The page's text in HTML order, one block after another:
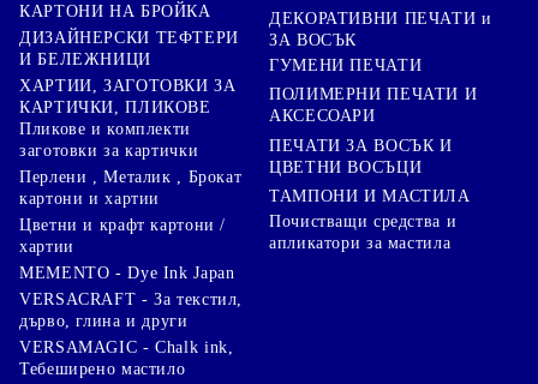
КАРТОНИ НА БРОЙКА
ДИЗАЙНЕРСКИ ТЕФТЕРИ
И БЕЛЕЖНИЦИ
ХАРТИИ, ЗАГОТОВКИ ЗА
КАРТИЧКИ, ПЛИКОВЕ
Пликове и комплекти
заготовки за картички
Перлени , Металик , Брокат
картони и хартии
Цветни и крафт картони /
хартии
ДЕКОРАТИВНИ ПЕЧАТИ и
ЗА ВОСЪК
ГУМЕНИ ПЕЧАТИ
ПОЛИМЕРНИ ПЕЧАТИ И
АКСЕСОАРИ
ПЕЧАТИ ЗА ВОСЪК И
ЦВЕТНИ ВОСЪЦИ
ТАМПОНИ И МАСТИЛА
Почистващи средства и
апликатори за мастила
MEMENTO - Dye Ink Japan
VERSACRAFT - За текстил,
дърво, глина и други
VERSAMAGIC - Chalk ink,
Тебеширено мастило